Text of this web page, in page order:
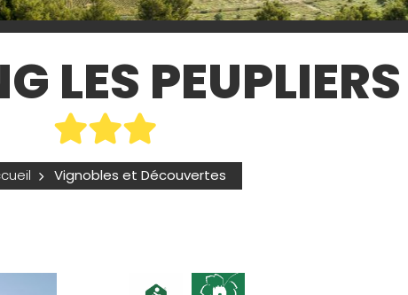
LES PEUPLIERS
Vignobles et Découvertes